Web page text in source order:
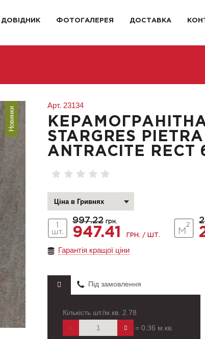
ДОВІДНИК ФОТОГАЛЕРЕЯ ДОСТАВКА
Новинки
Арт. 23134
STARGRES
ANTRACITE
997.22 грн.
947.41 ГРН. / ШТ.
Гарантія кращої ціни
Під замовлення
Кількість шт./м.кв. 2.78
= 0.36 м.кв.